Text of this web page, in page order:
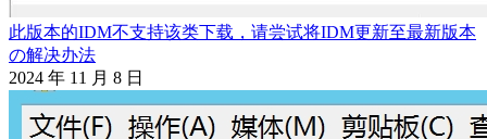
此版本的IDM不支持该类下载，请尝试将IDM更新至最新版本
の解决办法
2024 年 11 月 8 日